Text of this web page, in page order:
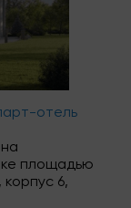
отель
площадью
корпус 6,